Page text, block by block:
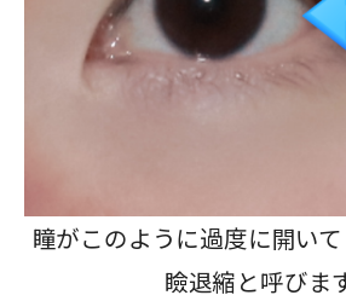
瞳がこのように過度に開い
瞼退縮と呼びま